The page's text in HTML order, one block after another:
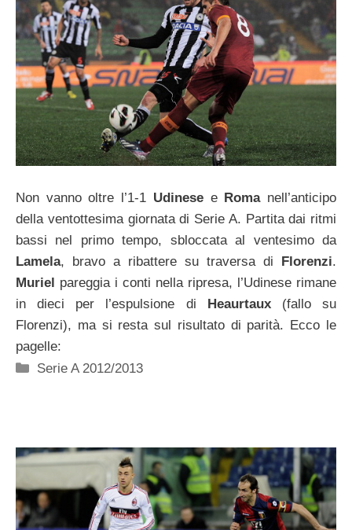
Non vanno oltre l’1-1 Udinesee Romanell’anticipo
della ventottesima giornata di Serie A. Partita dai ritmi
bassi nel primo tempo, sbloccata al ventesimo da
Lamela, bravo a ribattere su traversa di Florenzi.
Muriel
pareggia i conti nella ripresa, l’Udinese rimane
in dieci per l’espulsione di
Heaurtaux(fallo su
Florenzi), ma si resta sul risultato di parità. Ecco le
pagelle:
Categorie
Serie A 2012/2013